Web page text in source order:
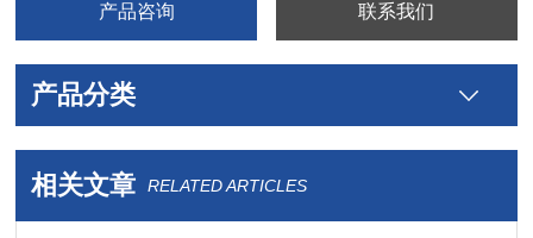
产品咨询 联系我们
产品分类
相关文章 RELATED ARTICLES